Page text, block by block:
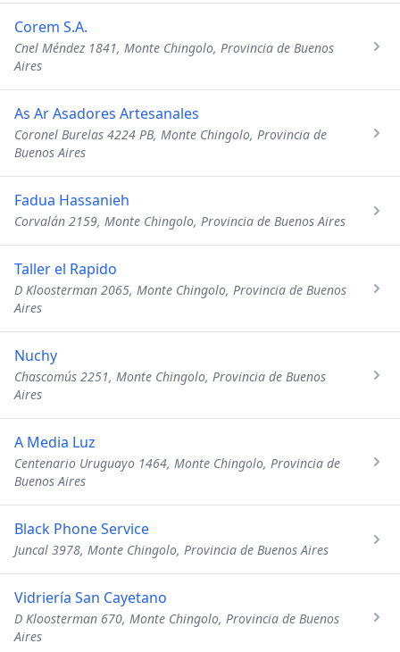
Corem S.A.
Cnel Méndez 1841, Monte Chingolo, Provincia de Buenos
Aires
As Ar Asadores Artesanales
Coronel Burelas 4224 PB, Monte Chingolo, Provincia de
Buenos Aires
Fadua Hassanieh
Corvalán 2159, Monte Chingolo, Provincia de Buenos Aires
Taller el Rapido
D Kloosterman 2065, Monte Chingolo, Provincia de Buenos
Aires
Nuchy
Chascomús 2251, Monte Chingolo, Provincia de Buenos
Aires
A Media Luz
Centenario Uruguayo 1464, Monte Chingolo, Provincia de
Buenos Aires
Black Phone Service
Juncal 3978, Monte Chingolo, Provincia de Buenos Aires
Vidriería San Cayetano
D Kloosterman 670, Monte Chingolo, Provincia de Buenos
Aires